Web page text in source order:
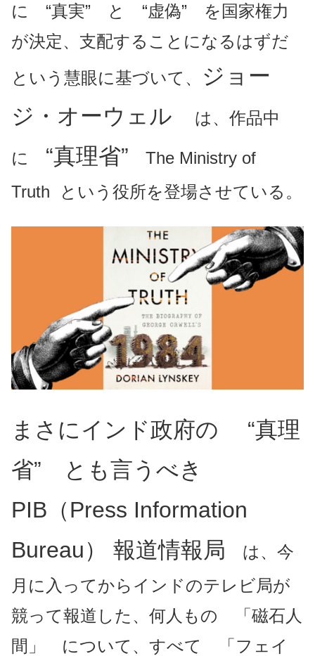
に “真実” と “虚偽” を国家権力
が決定、支配することになるはずだ
という慧眼に基づいて、
ジョー
ジ・オーウェル
は、作品中
に “真理省” The Ministry of
Truth という役所を登場させている。
まさにインド政府の “真理
省” とも言うべき
PIB（Press Information
Bureau） 報道情報局 は、今
月に入ってからインドのテレビ局が
競って報道した、何人もの 「磁石人
間」 について、すべて 「フェイ